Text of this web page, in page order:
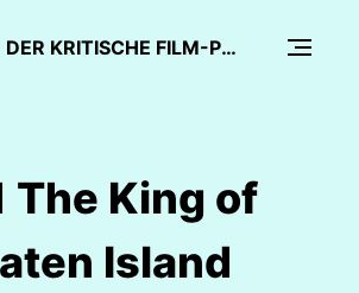
CUTS - DER KRITISCHE FILM-PODCAST
The King of
Island